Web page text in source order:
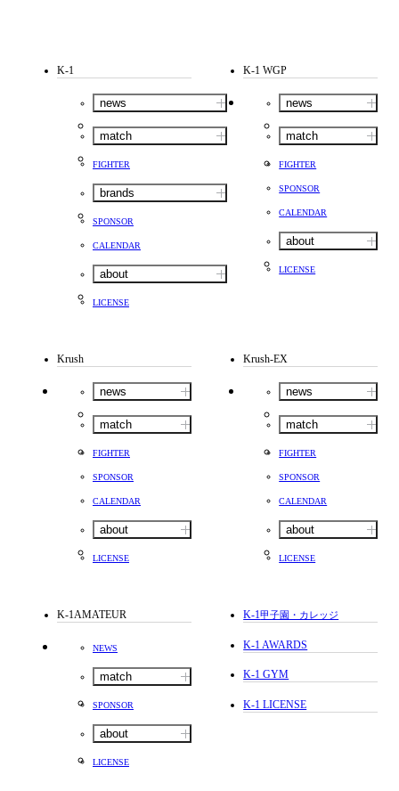
K-1
news
match
FIGHTER
brands
SPONSOR
CALENDAR
about
LICENSE
K-1 WGP
news
match
FIGHTER
SPONSOR
CALENDAR
about
LICENSE
Krush
news
match
FIGHTER
SPONSOR
CALENDAR
about
LICENSE
Krush-EX
news
match
FIGHTER
SPONSOR
CALENDAR
about
LICENSE
K-1AMATEUR
NEWS
match
SPONSOR
about
LICENSE
K-1甲子園・カレッジ
K-1 AWARDS
K-1 GYM
K-1 LICENSE